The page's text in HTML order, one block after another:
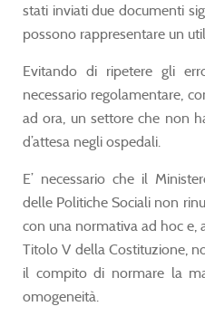
stati inviati due documenti
possono rappresentare un
Evitando di ripetere gli
necessario regolamentare,
ad ora, un settore che non
d’attesa negli ospedali.
E’ necessario che il
delle Politiche Sociali non
con una normativa ad hoc e,
Titolo V della Costituzione,
il compito di normare la
omogeneità.